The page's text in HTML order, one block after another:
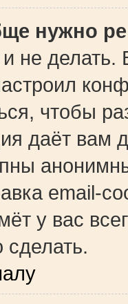
нужно
не делать.
чтобы
даёт вам
email-
у вас
сделать.